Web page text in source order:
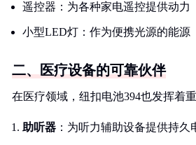
遥控器：为各种家电遥控提供动力
小型LED灯：作为便携光源的能源
二、医疗设备的可靠伙伴
在医疗领域，纽扣电池394也发挥着重
助听器 ：为听力辅助设备提供持久